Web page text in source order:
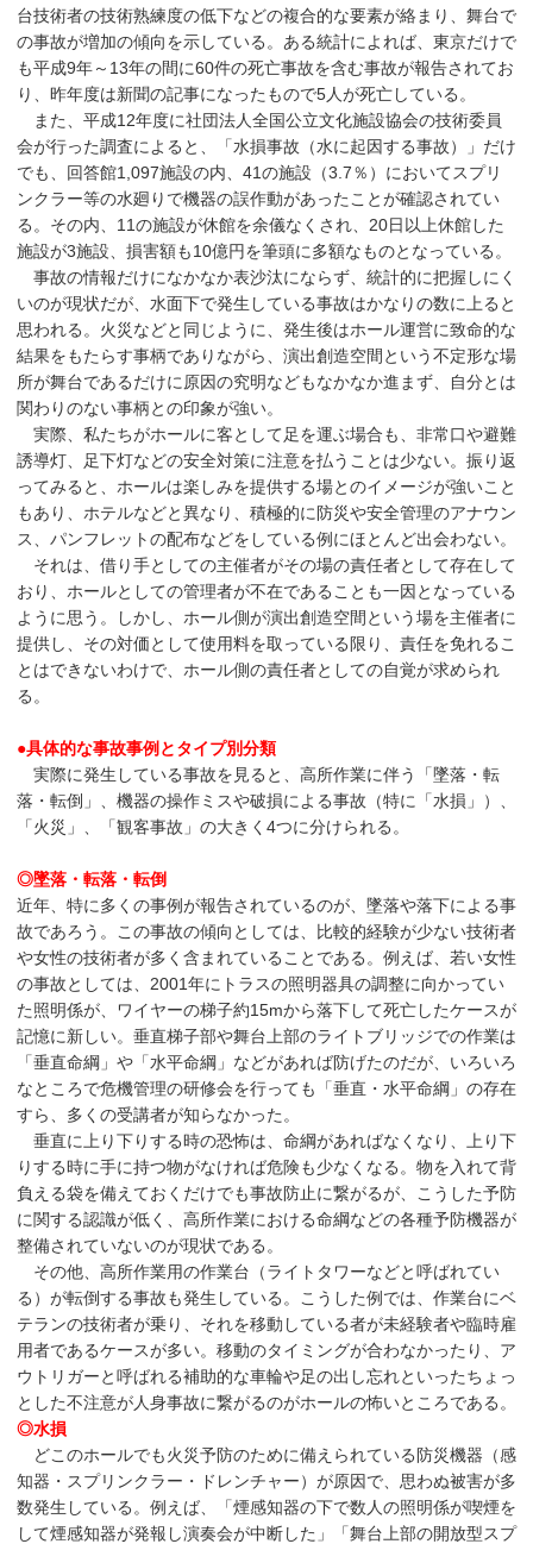
台技術者の技術熟練度の低下などの複合的な要素が絡まり、舞台で
の事故が増加の傾向を示している。ある統計によれば、東京だけで
も平成9年～13年の間に60件の死亡事故を含む事故が報告されてお
り、昨年度は新聞の記事になったもので5人が死亡している。
また、平成12年度に社団法人全国公立文化施設協会の技術委員
会が行った調査によると、「水損事故（水に起因する事故）」だけ
でも、回答館1,097施設の内、41の施設（3.7％）においてスプリ
ンクラー等の水廻りで機器の誤作動があったことが確認されてい
る。その内、11の施設が休館を余儀なくされ、20日以上休館した
施設が3施設、損害額も10億円を筆頭に多額なものとなっている。
事故の情報だけになかなか表沙汰にならず、統計的に把握しにく
いのが現状だが、水面下で発生している事故はかなりの数に上ると
思われる。火災などと同じように、発生後はホール運営に致命的な
結果をもたらす事柄でありながら、演出創造空間という不定形な場
所が舞台であるだけに原因の究明などもなかなか進まず、自分とは
関わりのない事柄との印象が強い。
実際、私たちがホールに客として足を運ぶ場合も、非常口や避難
誘導灯、足下灯などの安全対策に注意を払うことは少ない。振り返
ってみると、ホールは楽しみを提供する場とのイメージが強いこと
もあり、ホテルなどと異なり、積極的に防災や安全管理のアナウン
ス、パンフレットの配布などをしている例にほとんど出会わない。
それは、借り手としての主催者がその場の責任者として存在して
おり、ホールとしての管理者が不在であることも一因となっている
ように思う。しかし、ホール側が演出創造空間という場を主催者に
提供し、その対価として使用料を取っている限り、責任を免れるこ
とはできないわけで、ホール側の責任者としての自覚が求められ
る。
●具体的な事故事例とタイプ別分類
実際に発生している事故を見ると、高所作業に伴う「墜落・転
落・転倒」、機器の操作ミスや破損による事故（特に「水損」）、
「火災」、「観客事故」の大きく4つに分けられる。
◎墜落・転落・転倒
近年、特に多くの事例が報告されているのが、墜落や落下による事
故であろう。この事故の傾向としては、比較的経験が少ない技術者
や女性の技術者が多く含まれていることである。例えば、若い女性
の事故としては、2001年にトラスの照明器具の調整に向かってい
た照明係が、ワイヤーの梯子約15mから落下して死亡したケースが
記憶に新しい。垂直梯子部や舞台上部のライトブリッジでの作業は
「垂直命綱」や「水平命綱」などがあれば防げたのだが、いろいろ
なところで危機管理の研修会を行っても「垂直・水平命綱」の存在
すら、多くの受講者が知らなかった。
垂直に上り下りする時の恐怖は、命綱があればなくなり、上り下
りする時に手に持つ物がなければ危険も少なくなる。物を入れて背
負える袋を備えておくだけでも事故防止に繋がるが、こうした予防
に関する認識が低く、高所作業における命綱などの各種予防機器が
整備されていないのが現状である。
その他、高所作業用の作業台（ライトタワーなどと呼ばれてい
る）が転倒する事故も発生している。こうした例では、作業台にベ
テランの技術者が乗り、それを移動している者が未経験者や臨時雇
用者であるケースが多い。移動のタイミングが合わなかったり、ア
ウトリガーと呼ばれる補助的な車輪や足の出し忘れといったちょっ
とした不注意が人身事故に繋がるのがホールの怖いところである。
◎水損
どこのホールでも火災予防のために備えられている防災機器（感
知器・スプリンクラー・ドレンチャー）が原因で、思わぬ被害が多
数発生している。例えば、「煙感知器の下で数人の照明係が喫煙を
して煙感知器が発報し演奏会が中断した」「舞台上部の開放型スプ